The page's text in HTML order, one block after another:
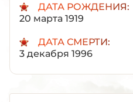
ДАТА РОЖДЕНИЯ:
20 марта 1919
ДАТА СМЕРТИ:
3 декабря 1996